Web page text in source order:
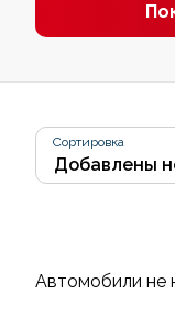
Сортировка
Автомобили не